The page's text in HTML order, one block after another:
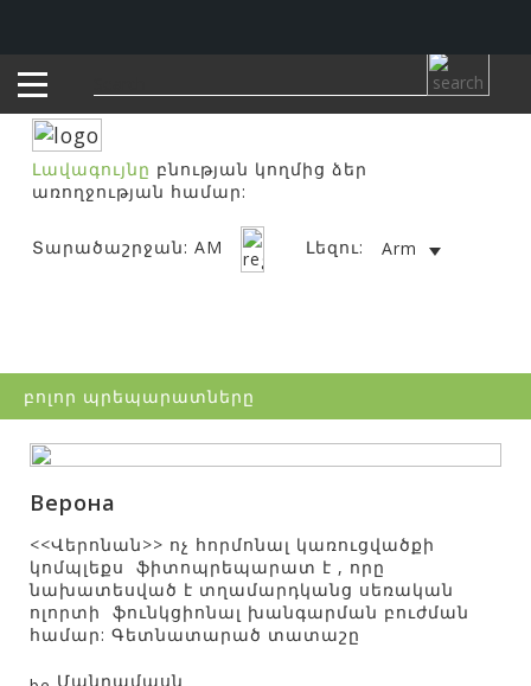
Լավագույնը բնության կողմից ձեր
առողջության համար:
Տարածաշրջան: AM Լեզու: Arm
բոլոր պրեպարատները
Верона
<<Վերոնան>> ոչ հորմոնալ կառուցվածքի
կոմպլեքս ֆիտոպրեպարատ է , որը
նախատեսված է տղամարդկանց սեռական
ոլորտի ֆունկցիոնալ խանգարման բուժման
համար: Գետնատարած տատաշը
Մանրամասն